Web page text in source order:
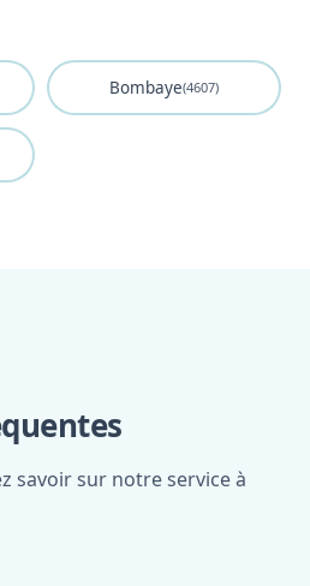
Bombaye(4607)
savoir sur notre service à